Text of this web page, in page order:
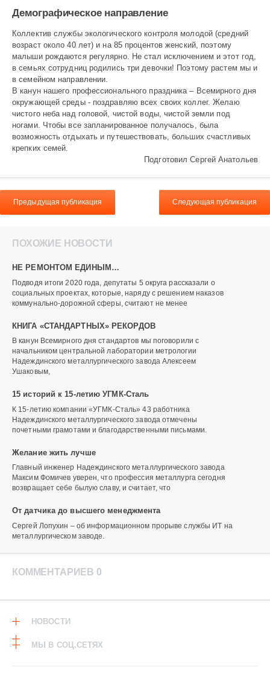
Демографическое направление
Коллектив службы экологического контроля молодой (средний
возраст около 40 лет) и на 85 процентов женский, поэтому
малыши рождаются регулярно. Не стал исключением и этот год,
в семьях сотрудниц родились три девочки! Поэтому растем мы и
в семейном направлении.
В канун нашего профессионального праздника – Всемирного дня
окружающей среды - поздравляю всех своих коллег. Желаю
чистого неба над головой, чистой воды, чистой земли под
ногами. Чтобы все запланированное получалось, была
возможность отдыхать и путешествовать, больших счастливых
крепких семей.
Подготовил Сергей Анатольев
Предыдущая публикация Следующая публикация
ПОХОЖИЕ НОВОСТИ
НЕ РЕМОНТОМ ЕДИНЫМ…
Подводя итоги 2020 года, депутаты 5 округа рассказали о
социальных проектах, которые, наряду с решением наказов
коммунально-дорожной сферы, считают не менее
КНИГА «СТАНДАРТНЫХ» РЕКОРДОВ
В канун Всемирного дня стандартов мы поговорили с
начальником центральной лаборатории метрологии
Надеждинского металлургического завода Алексеем
Ушаковым,
15 историй к 15-летию УГМК-Сталь
К 15-летию компании «УГМК-Сталь» 43 работника
Надеждинского металлургического завода отмечены
почетными грамотами и благодарственными письмами.
Желание жить лучше
Главный инженер Надеждинского металлургического завода
Максим Фомичев уверен, что профессия металлурга сегодня
возвращает себе былую славу, и считает, что
От датчика до высшего менеджмента
Сергей Лопухин – об информационном прорыве службы ИТ на
металлургическом заводе.
КОММЕНТАРИЕВ 0
НОВОСТИ
МЫ В СОЦ.СЕТЯХ